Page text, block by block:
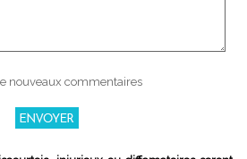
nouveaux commentaires